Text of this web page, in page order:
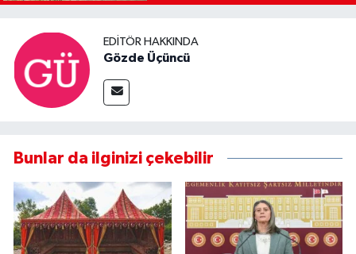
EDITÖR HAKKINDA
Gözde Üçüncü
Bunlar da ilginizi çekebilir